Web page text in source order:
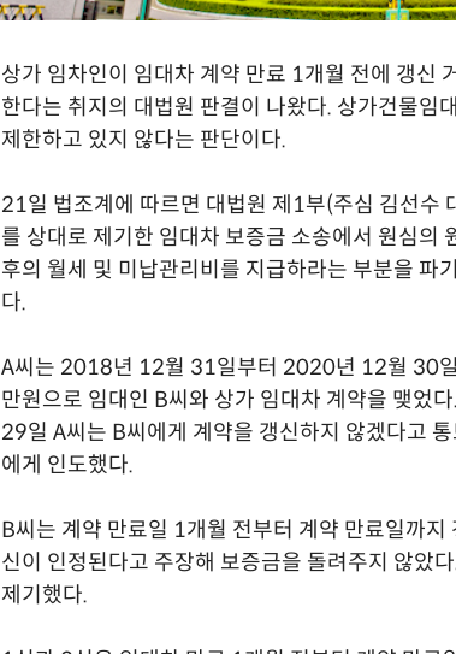
상가 임차인이 임대차 계약 만료 1개월 전에 갱신
한다는 취지의 대법원 판결이 나왔다. 상가건물임
제한하고 있지 않다는 판단이다.
21일 법조계에 따르면 대법원 제1부(주심 김선수
를 상대로 제기한 임대차 보증금 소송에서 원심의
후의 월세 및 미납관리비를 지급하라는 부분을 파
다.
A씨는 2018년 12월 31일부터 2020년 12월 30
만원으로 임대인 B씨와 상가 임대차 계약을 맺었
29일 A씨는 B씨에게 계약을 갱신하지 않겠다고
에게 인도했다.
B씨는 계약 만료일 1개월 전부터 계약 만료일까
신이 인정된다고 주장해 보증금을 돌려주지 않았
제기했다.